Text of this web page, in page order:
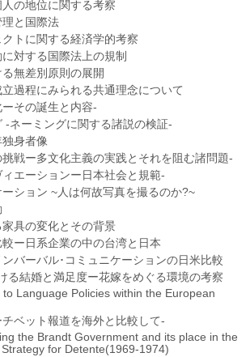
の地位に関する考察
と国際法
トに関する経済学的考察
対する国際法上の規制
無差別原則の展開
過程にみられる共通理念について
その誕生と内容-
-ネーミングに関する諸説の検証-
身者像
戦ー多文化主義の実践とそれを阻む諸問題-
エーションー日本社会と規範-
ション ~人は何故写真を撮るのか?~
具の変化とその背景
ー日系企業の中の台湾と日本
ンバーバル･コミュニケーションの日米比較
る結婚と満足度ー花嫁をめぐる環境の考察
to Language Policies within the European
ベット報道を海外と比較して-
the Brandt Government and its place in the
for Detente(1969-1974)